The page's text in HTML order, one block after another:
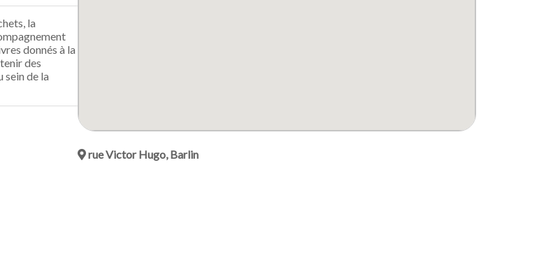
la
donnés à la
des
sein de la
rue Victor Hugo, Barlin